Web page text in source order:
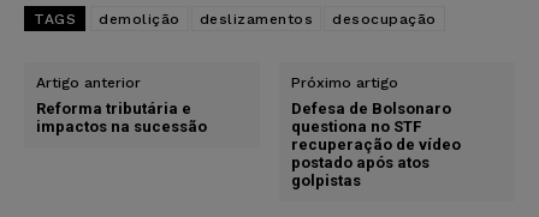
TAGS demolição deslizamentos desocupação
Artigo anterior
Reforma tributária e
impactos na sucessão
Próximo artigo
Defesa de Bolsonaro
questiona no STF
recuperação de vídeo
postado após atos
golpistas